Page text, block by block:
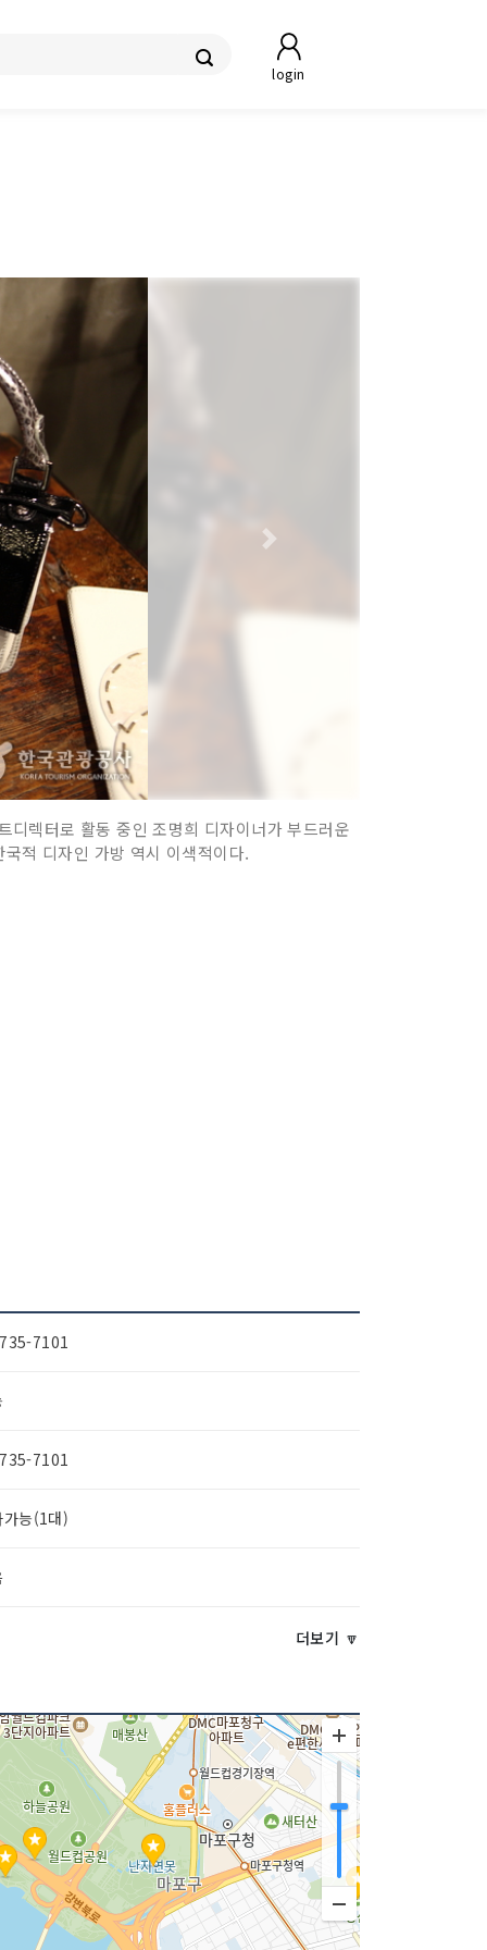
login
렉터로 활동 중인 조명희 디자이너가 부드러운
적 디자인 가방 역시 이색적이다.
7101
7101
가능(1대)
더보기 🔽